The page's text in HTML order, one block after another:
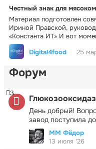
Честный знак для
Материал подготовлен
Ириной Правской,
«Константа ИТ» И вот
Digital4food
25
Форум
День добрый!
завод поступила
3
ММ Фёдор
13 июля '26